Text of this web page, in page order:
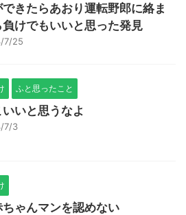
きたらあおり運転野郎に絡ま
けでもいいと思った発見
7/25
ふと思ったこと
いと思うなよ
7/3
ゃんマンを認めない